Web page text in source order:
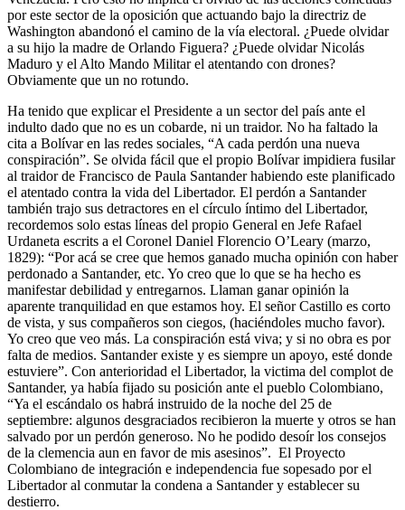
por este sector de la oposición que actuando bajo la directriz de
Washington abandonó el camino de la vía electoral. ¿Puede olvidar
a su hijo la madre de Orlando Figuera? ¿Puede olvidar Nicolás
Maduro y el Alto Mando Militar el atentando con drones?
Obviamente que un no rotundo.
Ha tenido que explicar el Presidente a un sector del país ante el
indulto dado que no es un cobarde, ni un traidor. No ha faltado la
cita a Bolívar en las redes sociales, “A cada perdón una nueva
conspiración”. Se olvida fácil que el propio Bolívar impidiera fusilar
al traidor de Francisco de Paula Santander habiendo este planificado
el atentado contra la vida del Libertador. El perdón a Santander
también trajo sus detractores en el círculo íntimo del Libertador,
recordemos solo estas líneas del propio General en Jefe Rafael
Urdaneta escrits a el Coronel Daniel Florencio O’Leary (marzo,
1829): “Por acá se cree que hemos ganado mucha opinión con haber
perdonado a Santander, etc. Yo creo que lo que se ha hecho es
manifestar debilidad y entregarnos. Llaman ganar opinión la
aparente tranquilidad en que estamos hoy. El señor Castillo es corto
de vista, y sus compañeros son ciegos, (haciéndoles mucho favor).
Yo creo que veo más. La conspiración está viva; y si no obra es por
falta de medios. Santander existe y es siempre un apoyo, esté donde
estuviere”. Con anterioridad el Libertador, la victima del complot de
Santander, ya había fijado su posición ante el pueblo Colombiano,
“Ya el escándalo os habrá instruido de la noche del 25 de
septiembre: algunos desgraciados recibieron la muerte y otros se han
salvado por un perdón generoso. No he podido desoír los consejos
de la clemencia aun en favor de mis asesinos”. El Proyecto
Colombiano de integración e independencia fue sopesado por el
Libertador al conmutar la condena a Santander y establecer su
destierro.